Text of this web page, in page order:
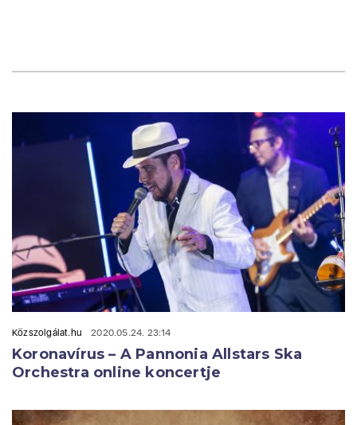
Közszolgálat.hu 2020.05.24. 23:14
Koronavírus – A Pannonia Allstars Ska
Orchestra online koncertje